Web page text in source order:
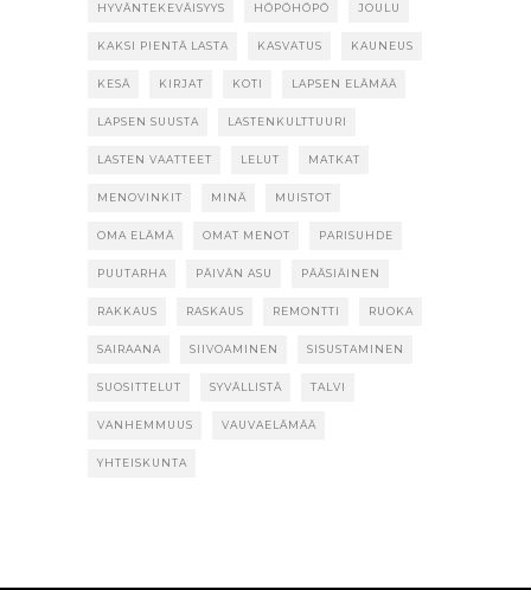
HYVÄNTEKEVÄISYYS HÖPÖHÖPÖ JOULU
KAKSI PIENTÄ LASTA KASVATUS KAUNEUS
KESÄ KIRJAT KOTI LAPSEN ELÄMÄÄ
LAPSEN SUUSTA LASTENKULTTUURI
LASTEN VAATTEET LELUT MATKAT
MENOVINKIT MINÄ MUISTOT
OMA ELÄMÄ OMAT MENOT PARISUHDE
PUUTARHA PÄIVÄN ASU PÄÄSIÄINEN
RAKKAUS RASKAUS REMONTTI RUOKA
SAIRAANA SIIVOAMINEN SISUSTAMINEN
SUOSITTELUT SYVÄLLISTÄ TALVI
VANHEMMUUS VAUVAELÄMÄÄ
YHTEISKUNTA